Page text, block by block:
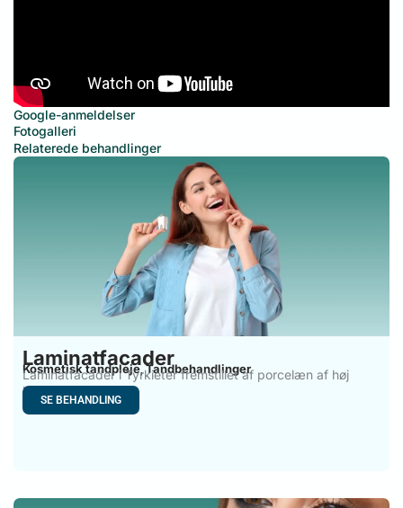
Google-anmeldelser
Fotogalleri
Relaterede behandlinger
Laminatfacader
Kosmetisk tandpleje,Tandbehandlinger
Laminatfacader i Tyrkieter fremstillet af porcelæn af høj
kvalitet. De
SE BEHANDLING